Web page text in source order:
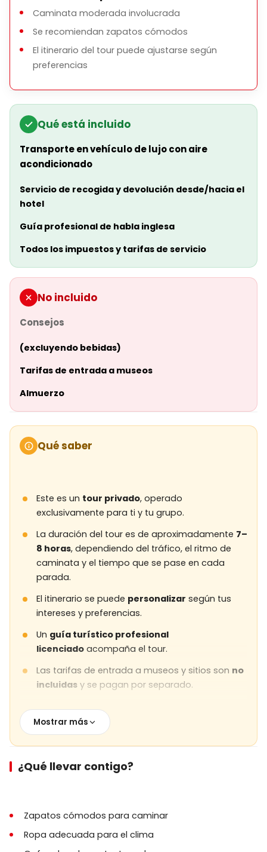
Caminata moderada involucrada
Se recomiendan zapatos cómodos
El itinerario del tour puede ajustarse según
preferencias
Qué está incluido
Transporte en vehículo de lujo con aire
acondicionado
Servicio de recogida y devolución desde/hacia el
hotel
Guía profesional de habla inglesa
Todos los impuestos y tarifas de servicio
No incluido
Consejos
(excluyendo bebidas)
Tarifas de entrada a museos
Almuerzo
Qué saber
Este es un tour privado, operado
exclusivamente para ti y tu grupo.
La duración del tour es de aproximadamente 7–
8 horas, dependiendo del tráfico, el ritmo de
caminata y el tiempo que se pase en cada
parada.
El itinerario se puede personalizar según tus
intereses y preferencias.
Un guía turístico profesional
licenciado acompaña el tour.
Las tarifas de entrada a museos y sitios son no
incluidas y se pagan por separado.
El almuerzo es opcional y
que se indique lo contrario.
La recogida y devolución en el hotel están
incluidas desde todas las regiones de
Mostrar más
¿Qué llevar contigo?
Zapatos cómodos para caminar
Ropa adecuada para el clima